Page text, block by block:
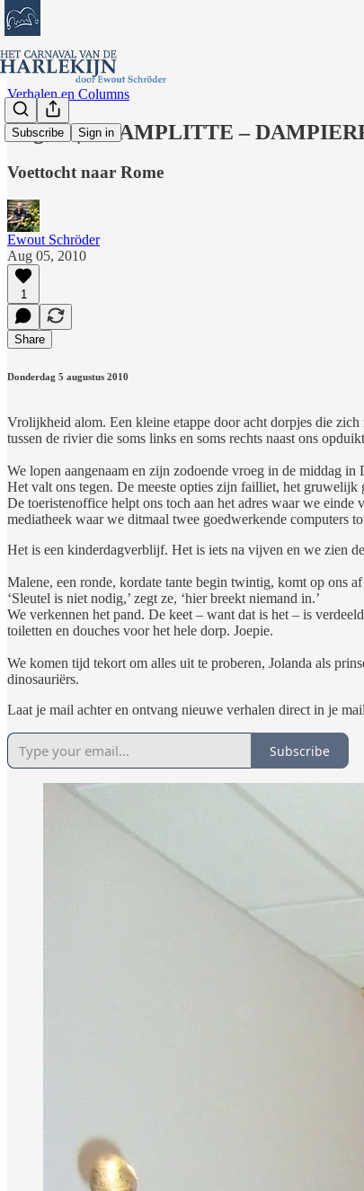
Subscribe Sign in
Verhalen en Columns
Dag 33 | CHAMPLITTE –
Voettocht naar Rome
Ewout Schröder
Aug 05, 2010
1
Share
Donderdag 5 augustus 2010
Vrolijkheid alom. Een kleine etappe door acht dorpjes die
tussen de rivier die soms links en soms rechts naast ons
We lopen aangenaam en zijn zodoende vroeg in de middag
Het valt ons tegen. De meeste opties zijn failliet, het
De toeristenoffice helpt ons toch aan het adres waar we
mediatheek waar we ditmaal twee goedwerkende computers
Het is een kinderdagverblijf. Het is iets na vijven en we zien
Malene, een ronde, kordate tante begin twintig, komt op ons
‘Sleutel is niet nodig,’ zegt ze, ‘hier breekt niemand in.’
We verkennen het pand. De keet – want dat is het – is
toiletten en douches voor het hele dorp. Joepie.
We komen tijd tekort om alles uit te proberen, Jolanda als
dinosauriërs.
Laat je mail achter en ontvang nieuwe verhalen direct in je
Subscribe